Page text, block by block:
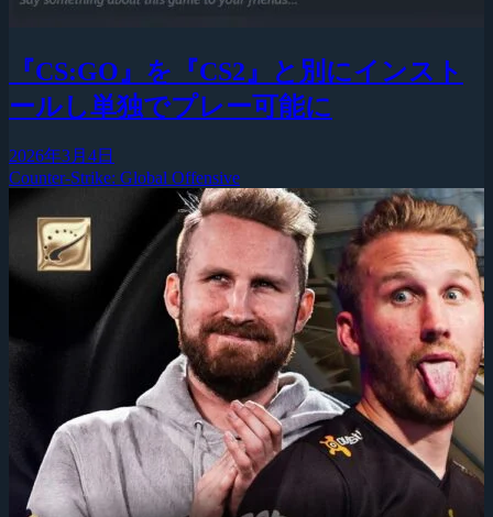
『CS:GO』を『CS2』と別にインスト
ールし単独でプレー可能に
2026年3月4日
Counter-Strike: Global Offensive